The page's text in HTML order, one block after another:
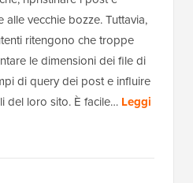
alle vecchie bozze. Tuttavia,
ritengono che troppe
le dimensioni dei file di
di query dei post e influire
del loro sito. È facile… Leggi